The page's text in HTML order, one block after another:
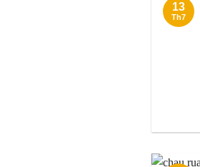
13
Th7